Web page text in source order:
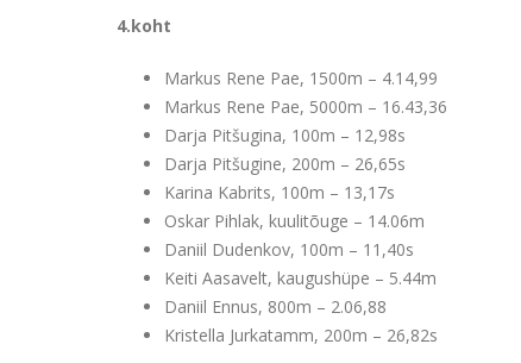
4.koht
Markus Rene Pae, 1500m – 4.14,99
Markus Rene Pae, 5000m – 16.43,36
Darja Pitšugina, 100m – 12,98s
Darja Pitšugine, 200m – 26,65s
Karina Kabrits, 100m – 13,17s
Oskar Pihlak, kuulitõuge – 14.06m
Daniil Dudenkov, 100m – 11,40s
Keiti Aasavelt, kaugushüpe – 5.44m
Daniil Ennus, 800m – 2.06,88
Kristella Jurkatamm, 200m – 26,82s